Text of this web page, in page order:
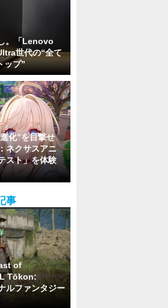
。「Lenovo
世代の“全て
ップ”
化”を目撃せ
ネクサスアニ
スト」を体験
事
of
Tōkon:
ルファンタジー